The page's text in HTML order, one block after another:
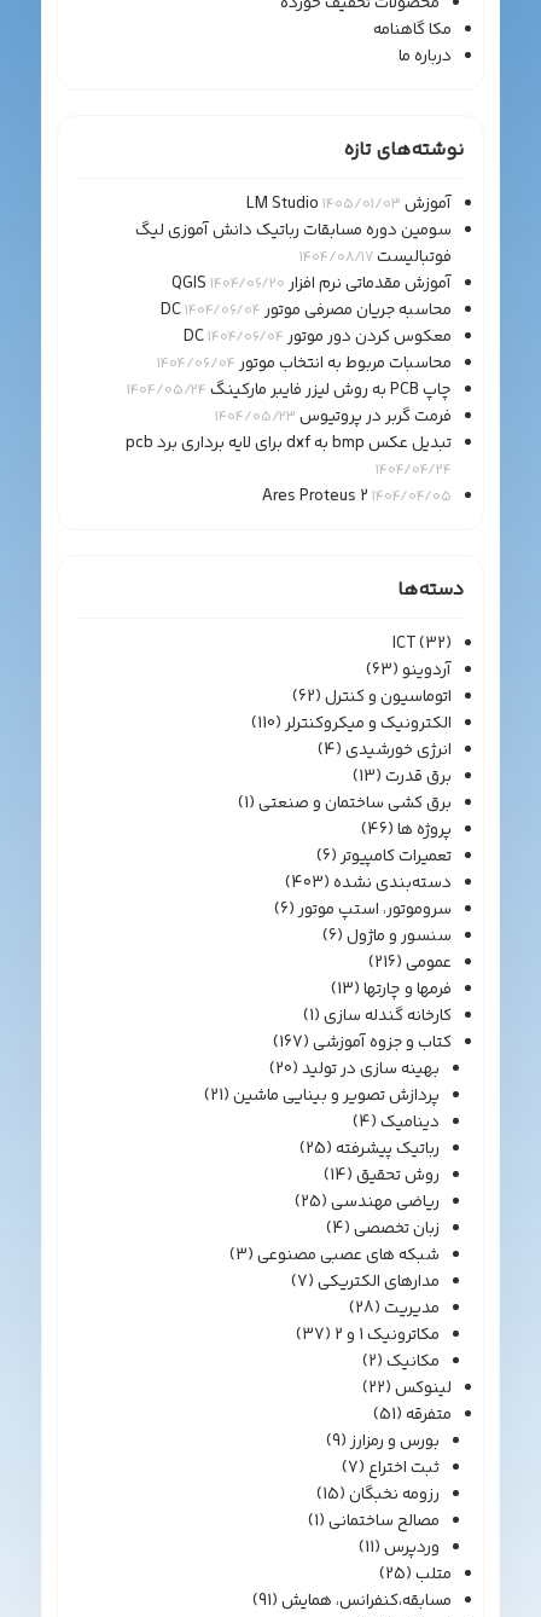
مکا گاهنامه
درباره ما
نوشته‌های تازه
آموزش LM Studio 1405/01/03
سومین دوره مسابقات رباتیک دانش آموزی لیگ
فوتبالیست1404/08/17
آموزش مقدماتی نرم افزار QGIS1404/06/20
محاسبه جریان مصرفی موتور DC1404/06/04
معکوس کردن دور موتور DC1404/06/04
محاسبات مربوط به انتخاب موتور 1404/06/04
چاپ PCB به روش لیزر فایبر مارکینگ 1404/05/24
فرمت گربر در پروتیوس 1404/05/23
تبدیل عکس bmp به dxf برای لایه برداری برد pcb
1404/04/24
Ares Proteus 2 1404/04/05
دسته‌ها
ICT(32)
آردوینو(63)
اتوماسیون و کنترل(62)
الکترونیک و میکروکنترلر(110)
انرژی خورشیدی(4)
برق قدرت(13)
برق کشی ساختمان و صنعتی(1)
پروژه ها(46)
تعمیرات کامپیوتر(6)
دسته‌بندی نشده(403)
سروموتور، استپ موتور(6)
سنسور و ماژول(6)
عمومی(216)
فرمها و چارتها(13)
کارخانه گندله سازی(1)
کتاب و جزوه آموزشی(167)
بهینه سازی در تولید(20)
پردازش تصویر و بینایی ماشین(21)
دینامیک(4)
رباتیک پیشرفته(25)
روش تحقیق(14)
ریاضی مهندسی(25)
زبان تخصصی(4)
شبکه های عصبی مصنوعی(3)
مدارهای الکتریکی(7)
مدیریت(28)
مکاترونیک 1 و 2
(37)
مکانیک(2)
لینوکس(22)
متفرقه(51)
بورس و رمزارز(9)
ثبت اختراع(7)
رزومه نخبگان(15)
مصالح ساختمانی(1)
وردپرس(11)
متلب(25)
مسابقه،کنفرانس، همایش(91)